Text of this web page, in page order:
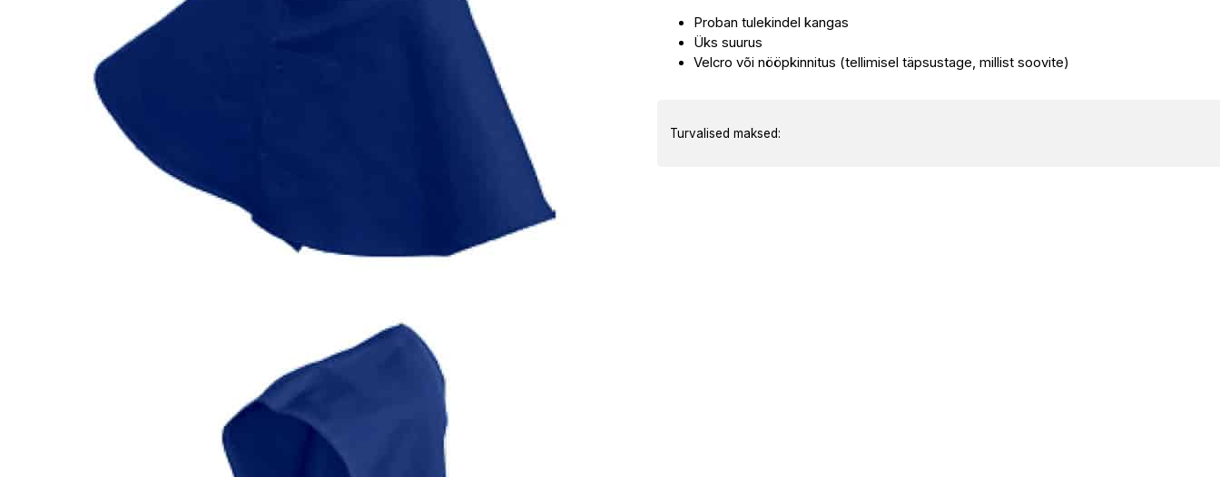
kogusProban tulekindel kangas
Üks suurus
Velcro või nööpkinnitus (tellimisel täpsustage, millist soovite)
Turvalised maksed: